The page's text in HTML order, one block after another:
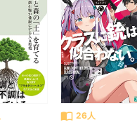
import_contacts 26人